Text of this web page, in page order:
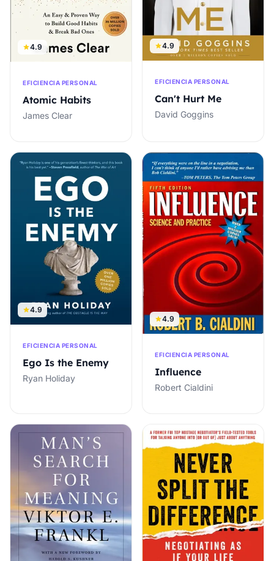
4.9
EFICIENCIA PERSONAL
Atomic Habits
James Clear
4.9
EFICIENCIA PERSONAL
Can't Hurt Me
David Goggins
4.9
EFICIENCIA PERSONAL
Ego Is the Enemy
Ryan Holiday
4.9
EFICIENCIA PERSONAL
Influence
Robert Cialdini